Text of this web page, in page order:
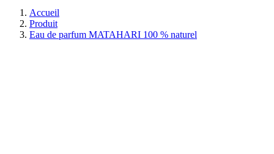
Accueil
Produit
Eau de parfum MATAHARI 100 % naturel